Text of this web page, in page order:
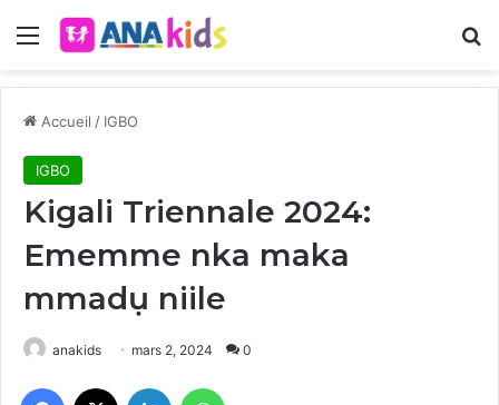
Menu
Accueil / IGBO
IGBO
Kigali Triennale 2024:
Ememme nka maka
mmadụ niile
anakids mars 2, 2024 0
Facebook Linkedin